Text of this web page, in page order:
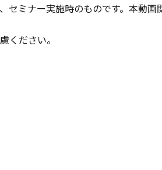
セミナー実施時のものです。本動画
ください。